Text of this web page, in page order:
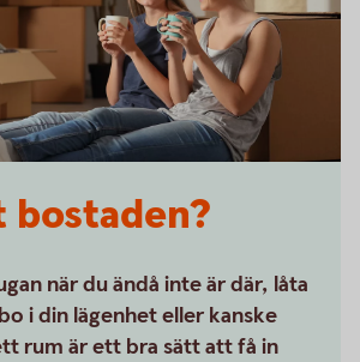
bostaden?
när du ändå inte är där, låta
i din lägenhet eller kanske
rum är ett bra sätt att få in